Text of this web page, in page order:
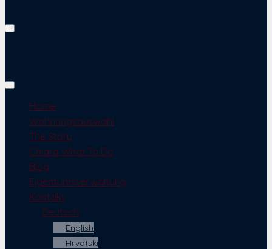
Home
Wohnungsauswahl
The Story
Chiara What To Do
Blog
Eigentumsverwaltung
Kontakt
Deutsch
English
Hrvatski